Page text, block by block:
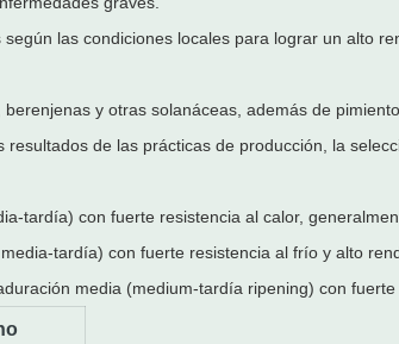
las condiciones locales para lograr un alto
y otras solanáceas, además de
de las prácticas de producción, la
tardía) con fuerte resistencia al calor,
tardía) con fuerte resistencia al frío y alto
media (medium-tardía ripening) con